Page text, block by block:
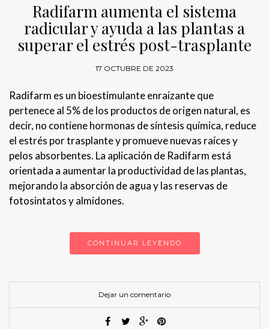
Radifarm aumenta el sistema
radicular y ayuda a las plantas a
superar el estrés post-trasplante
17 OCTUBRE DE 2023
Radifarm es un bioestimulante enraizante que
pertenece al 5% de los productos de origen natural, es
decir, no contiene hormonas de síntesis química, reduce
el estrés por trasplante y promueve nuevas raíces y
pelos absorbentes. La aplicación de Radifarm está
orientada a aumentar la productividad de las plantas,
mejorando la absorción de agua y las reservas de
fotosintatos y almidones.
CONTINUAR LEYENDO
Dejar un comentario